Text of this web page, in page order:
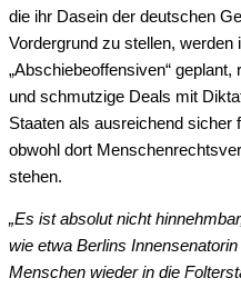
die ihr Dasein der deutschen
Vordergrund zu stellen, werden
„Abschiebeoffensiven“
und schmutzige Deals mit
Staaten als ausreichend sicher
obwohl dort
stehen.
„Es ist absolut nicht
wie etwa Berlins
Menschen wieder in die